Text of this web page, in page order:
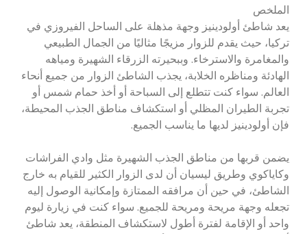
الملخص
يعد شاطئ أولودينيز وجهة مذهلة على الساحل الفيروزي في
تركيا، حيث يقدم للزوار مزيجًا مثاليًا من الجمال الطبيعي
والمغامرة والاسترخاء. وببحيرته الزرقاء الشهيرة ومياهه
الهادئة ومناظره الخلابة، يجذب الشاطئ الزوار من جميع أنحاء
العالم. سواء كنت تتطلع إلى السباحة أو أخذ حمام شمس أو
تجربة الطيران المظلي أو استكشاف مناطق الجذب المحيطة،
فإن أولودينيز لديها ما يناسب الجميع.
يضمن قربها من مناطق الجذب الشهيرة مثل وادي الفراشات
وكاياكوي وطريق ليسيان أن لدى الزوار الكثير للقيام به خارج
الشاطئ، في حين أن مرافقه الممتازة وإمكانية الوصول إليه
تجعله وجهة مريحة ومريحة للجميع. سواء كنت في زيارة ليوم
واحد أو الإقامة لفترة أطول لاستكشاف المنطقة، يعد شاطئ